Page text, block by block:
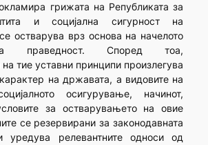
грижата на Републиката за
и социјална сигурност на
се остварува врз основа на начелото
праведност. Според тоа,
тие уставни принципи произлегува
на државата, а видовите на
осигурување, начинот,
за остварувањето на овие
се резервирани за законодавната
релевантните односи од